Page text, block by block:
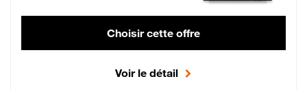
Choisir cette offre
Voir le détail